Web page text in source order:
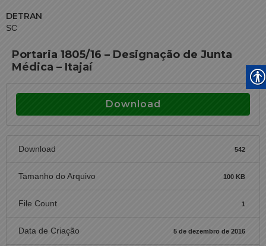
DETRAN
SC
Portaria 1805/16 – Designação de Junta
Médica – Itajaí
Download
Download 542
Tamanho do Arquivo 100 KB
File Count 1
Data de Criação 5 de dezembro de 2016